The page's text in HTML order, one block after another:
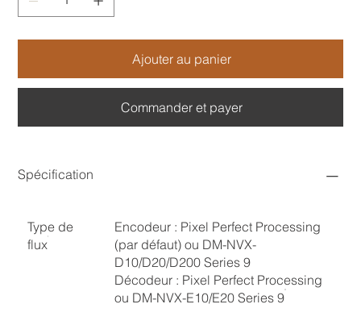
Ajouter au panier
Commander et payer
Spécification
Type de
flux
Encodeur : Pixel Perfect Processing
(par défaut) ou DM-NVX-
D10/D20/D200 Series 9
Décodeur : Pixel Perfect Processing
ou DM-NVX-E10/E20 Series 9